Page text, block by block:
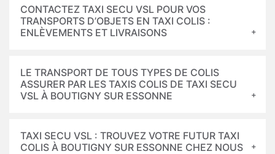
CONTACTEZ TAXI SECU VSL POUR VOS
TRANSPORTS D’OBJETS EN TAXI COLIS :
ENLÈVEMENTS ET LIVRAISONS
LE TRANSPORT DE TOUS TYPES DE COLIS
ASSURER PAR LES TAXIS COLIS DE TAXI SECU
VSL À BOUTIGNY SUR ESSONNE
TAXI SECU VSL : TROUVEZ VOTRE FUTUR TAXI
COLIS À BOUTIGNY SUR ESSONNE CHEZ NOUS